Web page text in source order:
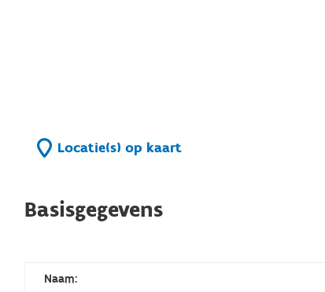
Locatie(s) op kaart
Basisgegevens
Naam: